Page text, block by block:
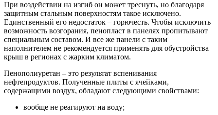
При воздействии на изгиб он может треснуть, но благодаря
защитным стальным поверхностям такое исключено.
Единственный его недостаток – горючесть. Чтобы исключить
возможность возгорания, пенопласт в панелях пропитывают
специальным составом. И все же панели с таким
наполнителем не рекомендуется применять для обустройства
крыш в регионах с жарким климатом.
Пенополиуретан – это результат вспенивания
нефтепродуктов. Полученные плиты с ячейками,
содержащими воздух, обладают следующими свойствами:
вообще не реагируют на воду;